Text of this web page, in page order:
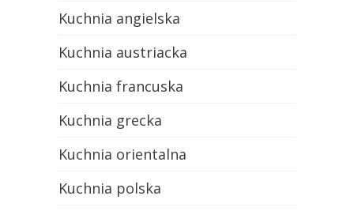
Kuchnia angielska
Kuchnia austriacka
Kuchnia francuska
Kuchnia grecka
Kuchnia orientalna
Kuchnia polska